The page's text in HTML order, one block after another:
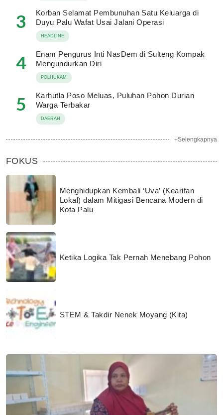
3
Korban Selamat Pembunuhan Satu Keluarga di
Duyu Palu Wafat Usai Jalani Operasi
HEADLINE
4
Enam Pengurus Inti NasDem di Sulteng Kompak
Mengundurkan Diri
POLHUKAM
5
Karhutla Poso Meluas, Puluhan Pohon Durian
Warga Terbakar
DAERAH
+Selengkapnya
FOKUS
Menghidupkan Kembali ‘Uva’ (Kearifan
Lokal) dalam Mitigasi Bencana Modern di
Kota Palu
Ketika Logika Tak Pernah Menebang Pohon
STEM & Takdir Nenek Moyang (Kita)